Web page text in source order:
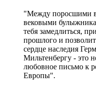
"Между поросшими
вековыми
тебя замедлиться,
прошлого и
сердце наследия
Мильтенбергу - это
любовное письмо к
Европы".